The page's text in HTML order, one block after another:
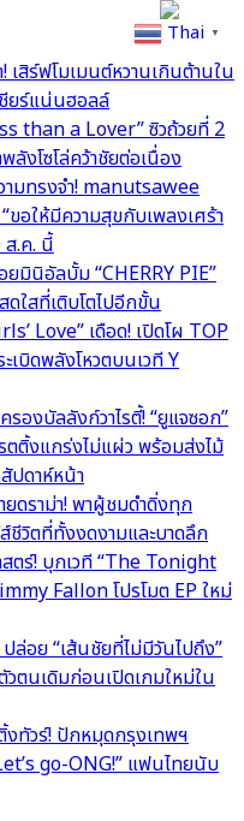
เสิร์ฟโมเมนต์หวานเกินต้านใน
ยร์แน่นฮอลล์
than a Lover” ซิวถ้วยที่ 2
งโซโล่คว้าชัยต่อเนื่อง
ามทรงจำ! manutsawee
อให้มีความสุขกับเพลงเศร้า
ส.ค. นี้
มินิอัลบั้ม “CHERRY PIE”
ใสที่เติบโตไปอีกขั้น
Love” เดือด! เปิดโผ TOP
บิดพลังโหวตบนเวที Y
องบัลลังก์วาไรตี้! “ยูแจซอก”
ติ้งแกร่งไม่แผ่ว พร้อมส่งไม้
ปดาห์หน้า
ดราม่า! พาผู้ชมดำดิ่งทุก
วิตที่ทั้งงดงามและบาดลึก
สตร์! บุกเวที “The Tonight
Fallon โปรโมต EP ใหม่
ล่อย “เส้นชัยที่ไม่มีวันไปถึง”
ตนเดิมก่อนเปิดเกมใหม่ใน
งทัวร์! ปักหมุดกรุงเทพฯ
go-ONG!” แฟนไทยนับ
Thai ▼